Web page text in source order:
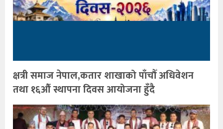
क्षत्री समाज नेपाल,कतार शाखाको पाँचौँ अधिवेशन
तथा १६औँ स्थापना दिवस आयोजना हुँदै